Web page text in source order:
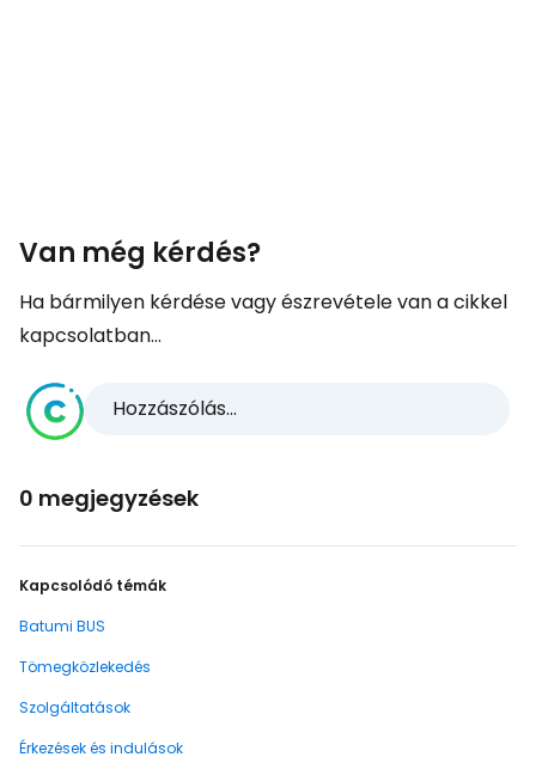
Van még kérdés?
Ha bármilyen kérdése vagy észrevétele van a cikkel
kapcsolatban...
Hozzászólás...
0 megjegyzések
Kapcsolódó témák
Batumi BUS
Tömegközlekedés
Szolgáltatások
Érkezések és indulások